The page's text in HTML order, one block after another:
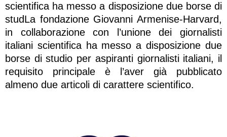
scientifica ha messo a disposizione due borse di
studLa fondazione Giovanni Armenise-Harvard,
in collaborazione con l’unione dei giornalisti
italiani scientifica ha messo a disposizione due
borse di studio per aspiranti giornalisti italiani, il
requisito principale è l’aver già pubblicato
almeno due articoli di carattere scientifico.